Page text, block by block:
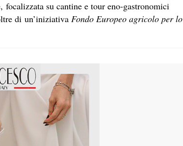
su cantine e tour eno-gastronomici
di un’iniziativa Fondo Europeo agricolo per lo